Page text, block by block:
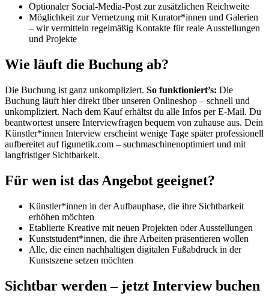
Optionaler Social-Media-Post zur zusätzlichen Reichweite
Möglichkeit zur Vernetzung mit Kurator*innen und Galerien
– wir vermitteln regelmäßig Kontakte für reale Ausstellungen
und Projekte
Wie läuft die Buchung ab?
Die Buchung ist ganz unkompliziert. So funktioniert’s: Die
Buchung läuft hier direkt über unseren Onlineshop – schnell und
unkompliziert. Nach dem Kauf erhältst du alle Infos per E-Mail. Du
beantwortest unsere Interviewfragen bequem von zuhause aus. Dein
Künstler*innen Interview erscheint wenige Tage später professionell
aufbereitet auf figunetik.com – suchmaschinenoptimiert und mit
langfristiger Sichtbarkeit.
Für wen ist das Angebot geeignet?
Künstler*innen in der Aufbauphase, die ihre Sichtbarkeit
erhöhen möchten
Etablierte Kreative mit neuen Projekten oder Ausstellungen
Kunststudent*innen, die ihre Arbeiten präsentieren wollen
Alle, die einen nachhaltigen digitalen Fußabdruck in der
Kunstszene setzen möchten
Sichtbar werden – jetzt Interview buchen